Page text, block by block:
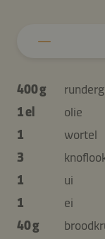
400 g
1 el
olie
1
wortel
3
1
ui
1
ei
40 g